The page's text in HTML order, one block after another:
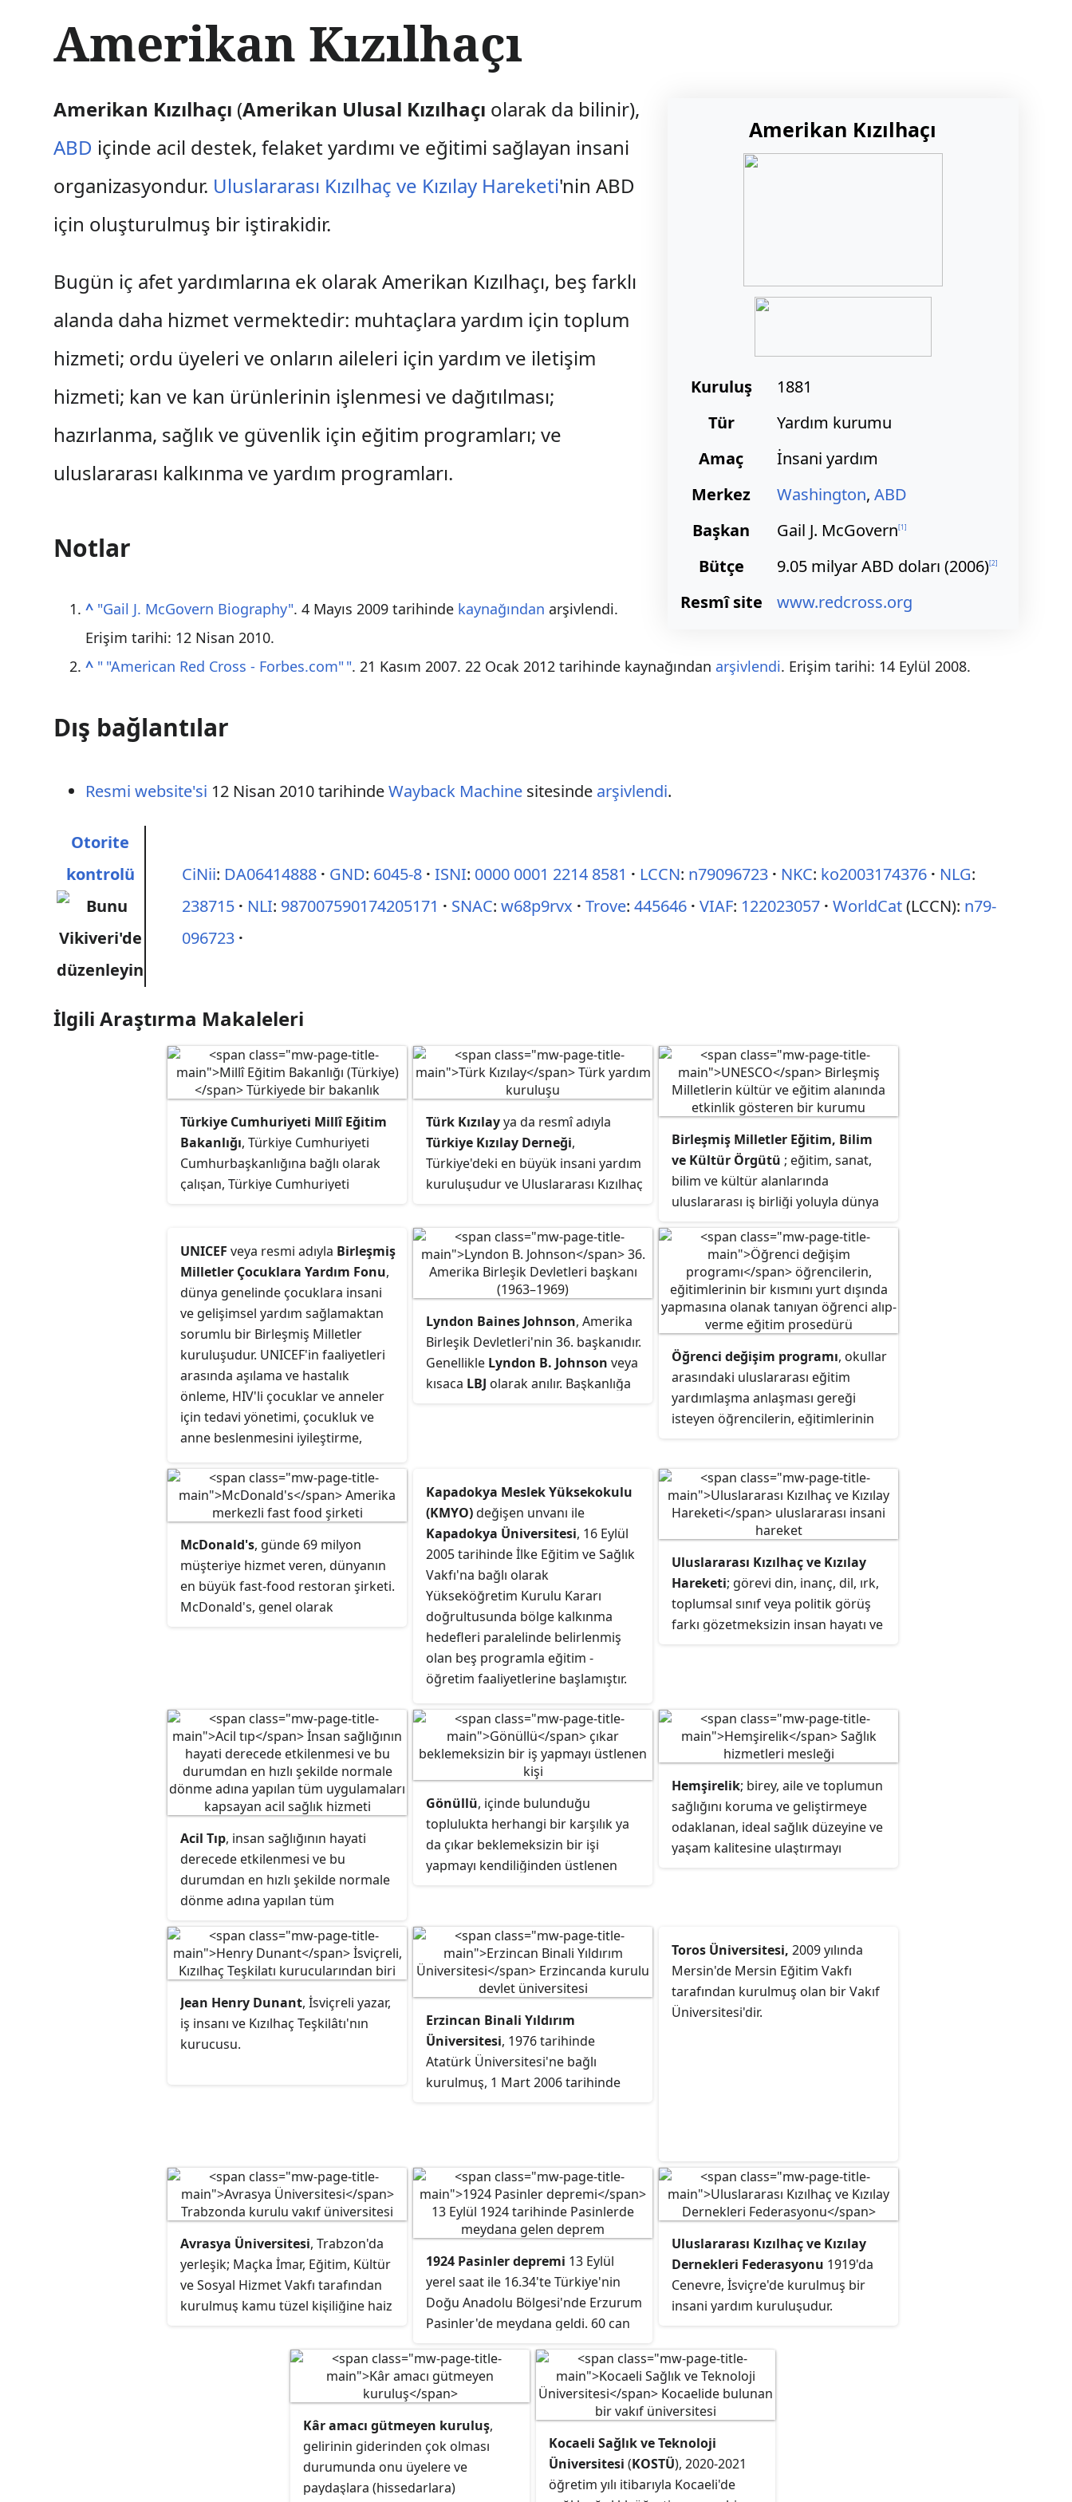
r
e
t
a
Amerikan Kızılhaçı
Amerikan Kızılhaçı
Kuruluş
1881
Tür
Yardım kurumu
Amaç
İnsani yardım
Merkez
Washington, ABD
Başkan
Gail J. McGovern[1]
Bütçe 9.05 milyar ABD doları (2006)[2]
Resmî site www.redcross.org
Amerikan Kızılhaçı (Amerikan Ulusal Kızılhaçı olarak da bilinir),
ABD içinde acil destek, felaket yardımı ve eğitimi sağlayan insani
organizasyondur. Uluslararası Kızılhaç ve Kızılay Hareketi'nin ABD
için oluşturulmuş bir iştirakidir.
Bugün iç afet yardımlarına ek olarak Amerikan Kızılhaçı, beş farklı
alanda daha hizmet vermektedir: muhtaçlara yardım için toplum
hizmeti; ordu üyeleri ve onların aileleri için yardım ve iletişim
hizmeti; kan ve kan ürünlerinin işlenmesi ve dağıtılması;
hazırlanma, sağlık ve güvenlik için eğitim programları; ve
uluslararası kalkınma ve yardım programları.
Notlar
^ "Gail J. McGovern Biography". 4 Mayıs 2009 tarihinde kaynağından arşivlendi.
Erişim tarihi: 12 Nisan 2010.
^ " "American Red Cross - Forbes.com"". 21 Kasım 2007. 22 Ocak 2012 tarihinde kaynağından arşivlendi. Erişim tarihi: 14 Eylül 2008.
Dış bağlantılar
Resmi website'si 12 Nisan 2010 tarihindeWayback Machine sitesinde arşivlendi.
Otorite
kontrolü
CiNii: DA06414888 GND: 6045-8 ISNI: 0000 0001 2214 8581 LCCN: n79096723 NKC: ko2003174376 NLG:
238715
NLI: 987007590174205171 SNAC:w68p9rvx Trove:445646 VIAF: 122023057 WorldCat(LCCN): n79-
096723
İlgili Araştırma Makaleleri
Türkiye Cumhuriyeti Millî Eğitim
Bakanlığı, Türkiye Cumhuriyeti
Cumhurbaşkanlığına bağlı olarak
çalışan, Türkiye Cumhuriyeti
Eğitim Temel Kanunu ve 1 sayılı
Cumhurbaşkanlığı Kararnamesi ile
kalkınma plan ve programları
doğrultusunda millî eğitim
hizmetlerini yürütmekle sorumlu
olan bakanlık.
Türk Kızılayya da resmî adıyla
Türkiye Kızılay Derneği,
Türkiye'deki en büyük insani yardım
kuruluşudur ve Uluslararası Kızılhaç
Türk Kızılay, kâr amacı gütmeyen
(NGO), yardım ve hizmetleri
karşılıksız olarak sağlayan ve kamu
yararına çalışan bir gönüllü sosyal
bir kısmı gönüllü olarak, bir kısmı
ise maaşlı olarak çalışır.
Birleşmiş Milletler Eğitim, Bilim
ve Kültür Örgütü ; eğitim, sanat,
bilim ve kültür alanlarında
uluslararası iş birliği yoluyla dünya
amacını güden bir Birleşmiş
Milletler kurumudur.
UNICEF veya resmi adıyla Birleşmiş
Milletler Çocuklara Yardım Fonu,
dünya genelinde çocuklara insani
ve gelişimsel yardım sağlamaktan
sorumlu bir Birleşmiş Milletler
kuruluşudur. UNICEF'in faaliyetleri
arasında aşılama ve hastalık
önleme, HIV'li çocuklar ve anneler
için tedavi yönetimi, çocukluk ve
anne beslenmesini iyileştirme,
teşvik etme ve felaketlere
müdahale için acil yardım sağlama
yer alır.
Lyndon Baines Johnson, Amerika
Birleşik Devletleri'nin 36. başkanıdır.
Genellikle Lyndon B. Johnson veya
kısaca LBJ olarak anılır. Başkanlığa
kazanarak tekrar başkanlığa
seçilmiştir.
Öğrenci değişim programı, okullar
arasındaki uluslararası eğitim
yardımlaşma anlaşması gereği
isteyen öğrencilerin, eğitimlerinin
eğitim prosedürüdür.
McDonald's, günde 69 milyon
müşteriye hizmet veren, dünyanın
en büyük fast-food restoran şirketi.
McDonald's, genel olarak
Kapadokya Meslek Yüksekokulu
(KMYO)değişen unvanı ile
Kapadokya Üniversitesi, 16 Eylül
2005 tarihinde İlke Eğitim ve Sağlık
Vakfı'na bağlı olarak
Yükseköğretim Kurulu Kararı
doğrultusunda bölge kalkınma
hedefleri paralelinde belirlenmiş
olan beş programla eğitim -
öğretim faaliyetlerine başlamıştır.
tarihli kararı ile yeniden kurulan
yüksekokulun öğretim
programlarının temelini bölge
kalkınma programları, havacılık
programları ve sağlık programları
oluşturmaktadır.
Uluslararası Kızılhaç ve Kızılay
Hareketi; görevi din, inanç, dil, ırk,
toplumsal sınıf veya politik görüş
farkı gözetmeksizin insan hayatı ve
önlemek ve acılarını dindirmek olan
uluslararası bir insani harekettir.
Acil Tıp, insan sağlığının hayati
derecede etkilenmesi ve bu
durumdan en hızlı şekilde normale
dönme adına yapılan tüm
hizmeti. Acil tıp hizmetleri
hastanelerin acil servislerinde ve
mobil ekipler vasıtasıyla hastane
dışında verilir.
Gönüllü, içinde bulunduğu
toplulukta herhangi bir karşılık ya
da çıkar beklemeksizin bir işi
yapmayı kendiliğinden üstlenen
Hemşirelik; birey, aile ve toplumun
sağlığını koruma ve geliştirmeye
odaklanan, ideal sağlık düzeyine ve
yaşam kalitesine ulaştırmayı
Jean Henry Dunant, İsviçreli yazar,
iş insanı ve Kızılhaç Teşkilâtı'nın
kurucusu.
Erzincan Binali Yıldırım
Üniversitesi, 1976 tarihinde
Atatürk Üniversitesi'ne bağlı
kurulmuş, 1 Mart 2006 tarihinde
ve 12 meslek yüksekokulu ile
faaliyetlerini sürdürmektedir.
Üniversite uluslararası alana da
açılmış ve Avrupa Üniversiteler
Birliği, Kafkasya Üniversiteler Birliği,
Magna Charta ve Erasmus gibi
programlara üye olmuştur.
Ulaştırma Bakanlığı ve Çelebi
Holding işbirliğiyleAli Cavit
Çelebioğlu Sivil Havacılık Yüksekokulu
2010-2011 eğitim-öğretim
döneminde eğitime başlamış
yüksekokulunun bulunduğu
Yalnızbağ Yerleşkesinde, Fokker F27
tipi bir uçak bulunmaktadır. Ayrıca
Türkiye'de sadece 2 üniversitede
Toros Üniversitesi, 2009 yılında
Mersin'de Mersin Eğitim Vakfı
tarafından kurulmuş olan bir Vakıf
Üniversitesi'dir.
Avrasya Üniversitesi, Trabzon'da
yerleşik; Maçka İmar, Eğitim, Kültür
ve Sosyal Hizmet Vakfı tarafından
kurulmuş kamu tüzel kişiliğine haiz
Yükseköğretim Kurulu'na 2010
yılında yapılan başvuruyu takiben
tamamlanmış ve TBMM Genel
Kurulu'nda kanunla Avrasya
Üniversitesi'nin kurulması kabul
edilmiştir. Kanunun 28.01.2011
tarihli Resmî Gazetede 27829 sayı
1924 Pasinler depremi 13 Eylül
yerel saat ile 16.34'te Türkiye'nin
Doğu Anadolu Bölgesi'nde Erzurum
Pasinler'de meydana geldi. 60 can
büyüklüğünde meydana gelen
deprem. Mercalli şiddet ölçeğine
göre en büyük şiddet IX (Şiddetli)
olarak hissedildi.
Uluslararası Kızılhaç ve Kızılay
Dernekleri Federasyonu 1919'da
Cenevre, İsviçre'de kurulmuş bir
insani yardım kuruluşudur.
Hareketi içinde bulunan 188
Kızılhaç ve Kızılay Derneği’nin
koordinasyonunu sağlamakla
görevli birliktir. Hükûmetler dışı
federasyon, 1963 yılında ICRC ile
birlikte Nobel Barış Ödülü almıştır.
100 milyon gönüllü üye tarafından
Kâr amacı gütmeyen kuruluş,
gelirinin giderinden çok olması
durumunda onu üyelere ve
paydaşlara (hissedarlara)
Kocaeli Sağlık ve Teknoloji
Üniversitesi (KOSTÜ), 2020-2021
öğretim yılı itibarıyla Kocaeli'de